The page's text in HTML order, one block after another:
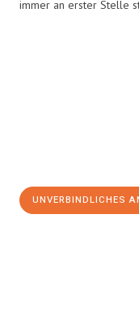
immer an erster Stelle
UNVERBINDLICHES